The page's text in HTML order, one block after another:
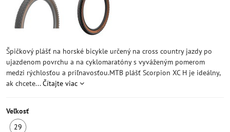
Špičkový plášť na horské bicykle určený na cross country jazdy po
ujazdenom povrchu a na cyklomaratóny s vyváženým pomerom
medzi rýchlosťou a priľnavosťou.MTB plášť Scorpion XC H je ideálny,
ak chcete...Čítajte viac
Veľkosť
29